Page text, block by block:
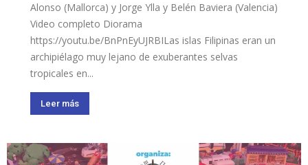
Alonso (Mallorca) y Jorge Ylla y Belén Baviera (Valencia)
Video completo Diorama
https://youtu.be/BnPnEyUJRBILas islas Filipinas eran un
archipiélago muy lejano de exuberantes selvas
tropicales en...
Leer más